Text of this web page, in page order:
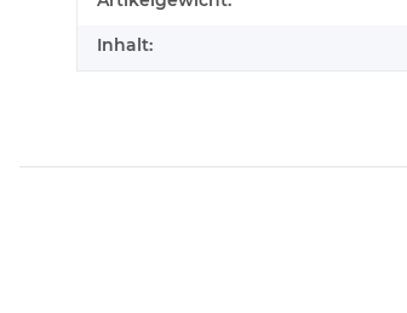
Inhalt: